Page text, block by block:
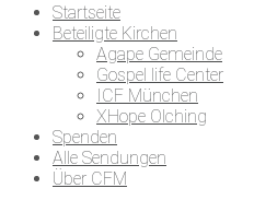
Startseite
Beteiligte Kirchen
Agape Gemeinde
Gospel life Center
ICF München
XHope Olching
Spenden
Alle Sendungen
Über CFM